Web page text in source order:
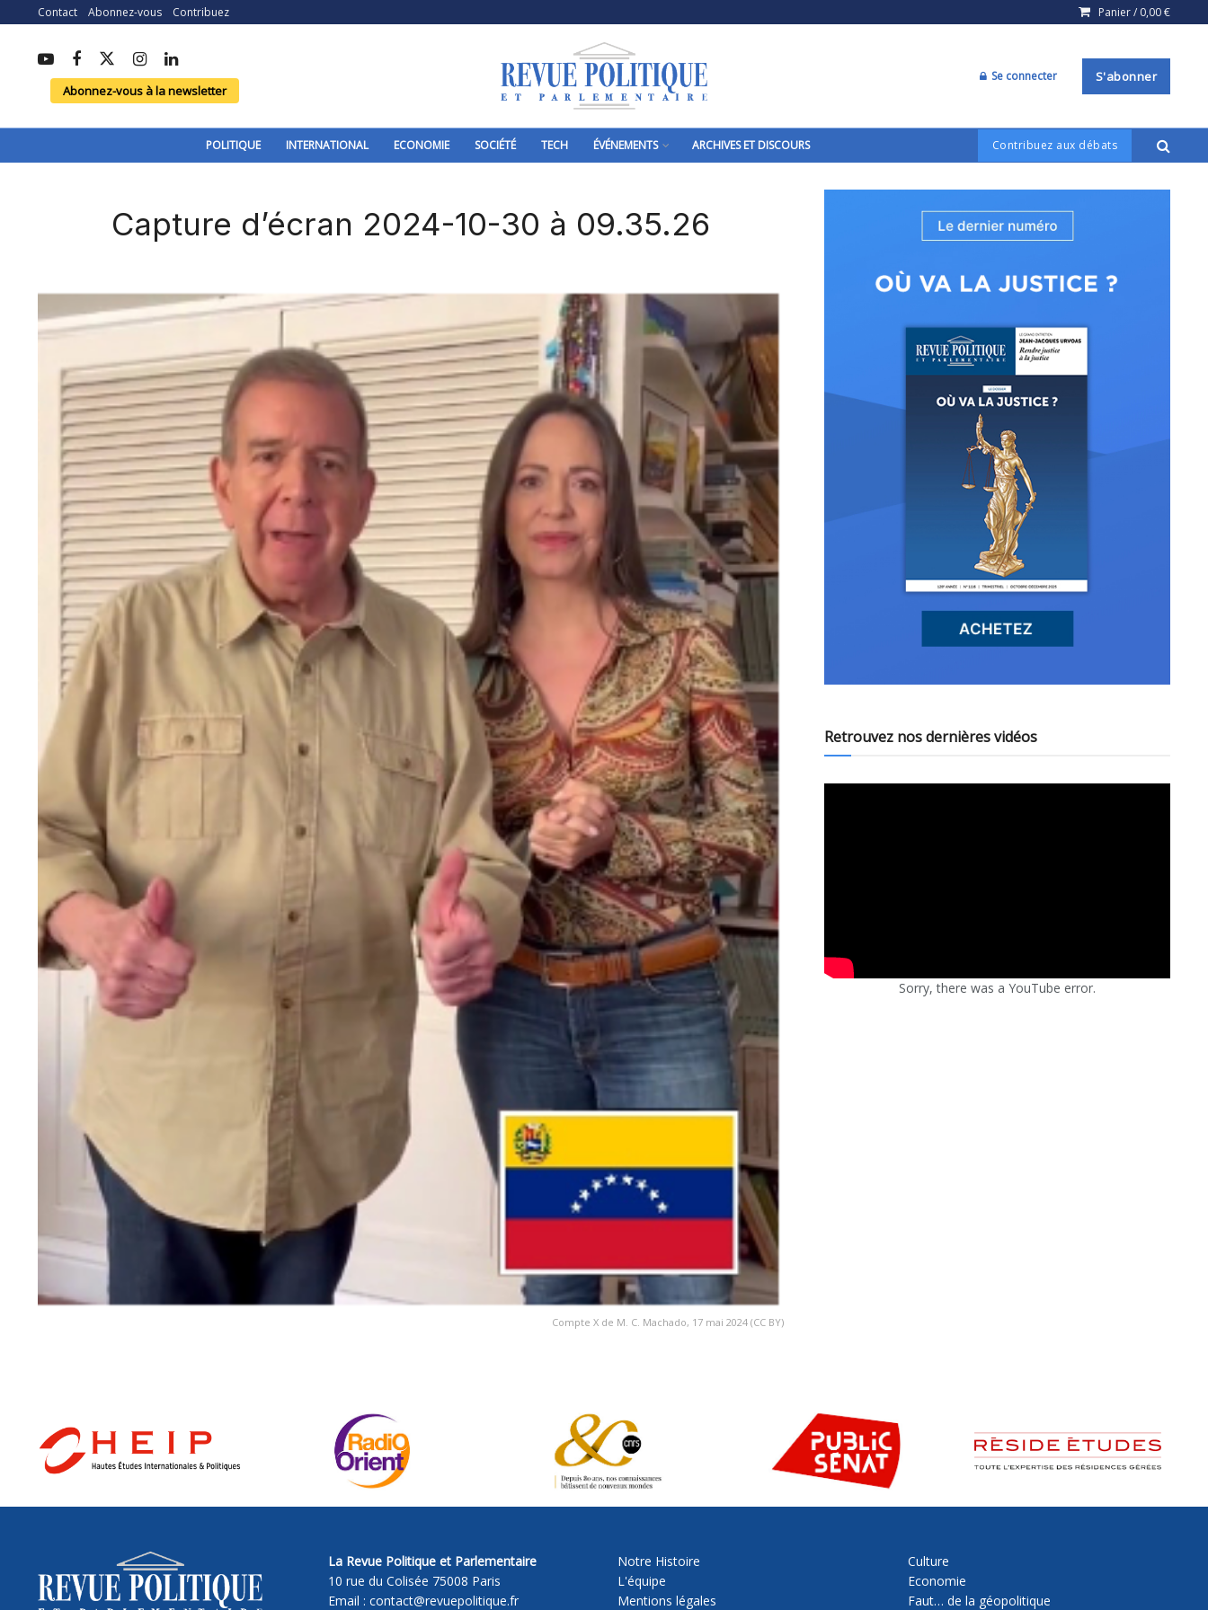
Contact Abonnez-vous Contribuez Panier / 0,00€
Abonnez-vous à la newsletter
Se connecter S'abonner
POLITIQUE INTERNATIONAL ECONOMIE SOCIÉTÉ TECH ÉVÉNEMENTS ARCHIVES ET DISCOURS Contribuez aux débats
Capture d’écran 2024-10-30 à 09.35.26
Compte X de M. C. Machado, 17 mai 2024 (CC BY)
Retrouvez nos dernières vidéos
Sorry, there was a YouTube error.
La Revue Politique et Parlementaire
10 rue du Colisée 75008 Paris
Email : contact@revuepolitique.fr
Notre Histoire
L'équipe
Mentions légales
Culture
Economie
Faut… de la géopolitique